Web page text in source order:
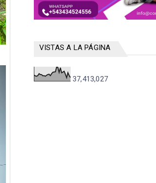
VISTAS A LA PÁGINA
37,413,027